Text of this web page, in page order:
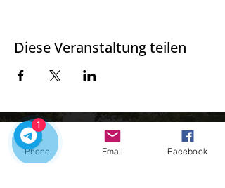
Diese Veranstaltung teilen
Phone Email Facebook
1